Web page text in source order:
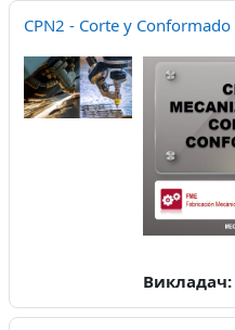
CPN2 - Corte y Conformado
Викладач: